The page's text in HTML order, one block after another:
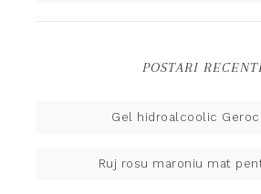
POSTARI
Gel hidroalcoolic
Ruj rosu maroniu mat